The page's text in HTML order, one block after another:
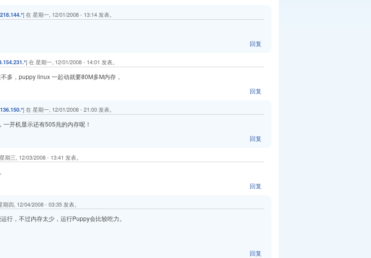
] 在 星期一, 12/01/2008 - 13:14 发表。
回复
] 在 星期一, 12/01/2008 - 14:01 发表。
多，puppy linux 一起动就要80M多M内存，
回复
] 在 星期一, 12/01/2008 - 21:00 发表。
开机显示还有505兆的内存呢！
回复
期三, 12/03/2008 - 13:41 发表。
回复
四, 12/04/2008 - 03:35 发表。
行，不过内存太少，运行Puppy会比较吃力。
回复